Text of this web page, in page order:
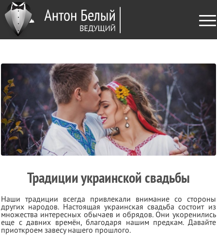
Традиции украинской свадьбы
Наши традиции всегда привлекали внимание со стороны
других народов. Настоящая украинская свадьба состоит из
множества интересных обычаев и обрядов. Они укоренились
еще с давних времён, благодаря нашим предкам. Давайте
приоткроем завесу нашего прошлого.